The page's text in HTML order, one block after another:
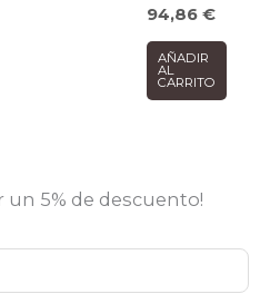
94,86€
AÑADIR
AL
CARRITO
un 5% de descuento!